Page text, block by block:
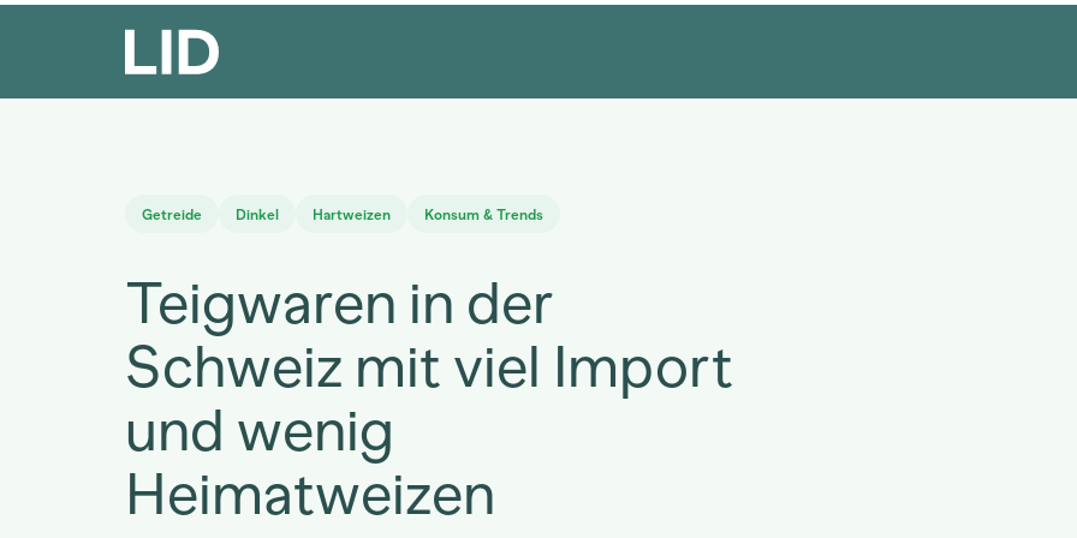
Getreide Dinkel Hartweizen Konsum & Trends
Teigwaren in der
Schweiz mit viel Import
und wenig
Heimatweizen